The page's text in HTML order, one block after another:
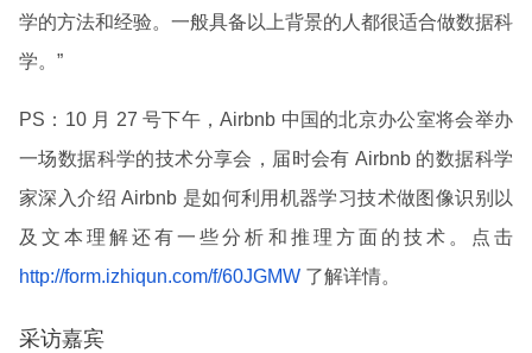
学的方法和经验。一般具备以上背景的人都很适合做数据科
学。”
PS：10 月 27 号下午，Airbnb 中国的北京办公室将会举办
一场数据科学的技术分享会，届时会有 Airbnb 的数据科学
家深入介绍 Airbnb 是如何利用机器学习技术做图像识别以
及文本理解还有一些分析和推理方面的技术。点击
http://form.izhiqun.com/f/60JGMW 了解详情。
采访嘉宾